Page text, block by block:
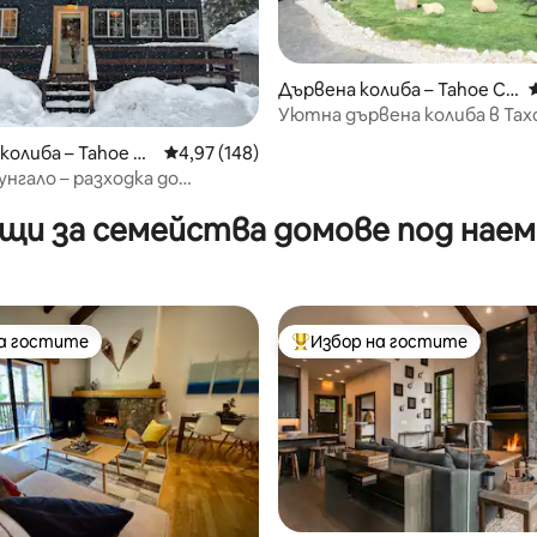
5, 167 отзива
– Tahoe Ci
Средна оценка: 4,97 от 5, 148 отзива
4,97 (148)
– разходка до
Дървена колиба – Tahoe Cit
y
Уютна дървена колиба в
за семейства домове под наем
гостите
гостите Най-популярен избор на
Избор на гостите